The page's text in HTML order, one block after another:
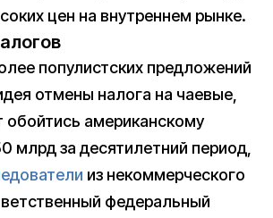
цен на внутреннем рынке.
популистских предложений
отмены налога на чаевые,
обойтись американскому
млрд за десятилетний период,
из некоммерческого
федеральный